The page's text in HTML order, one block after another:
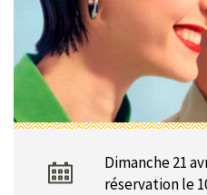
Dimanche 21
réservation le